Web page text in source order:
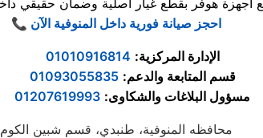
📞 احجز صيانة فورية داخل المنوفية الآن
الإدارة المركزية:
01010916814
قسم المتابعة والدعم:
01093055835
مسؤول البلاغات والشكاوى:
01207619993
محافظه المنوفية، طنبدي، قسم شبين الكوم